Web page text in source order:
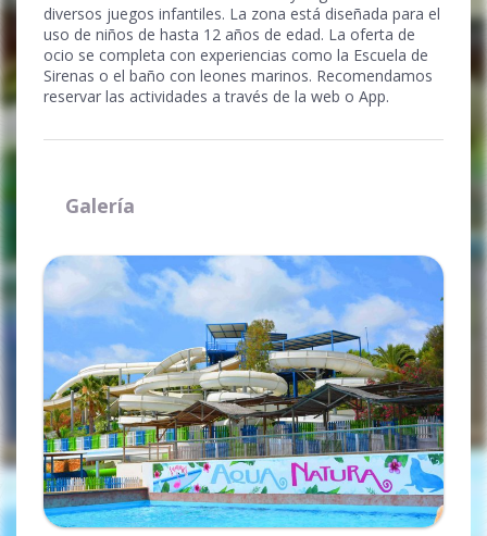
diversos juegos infantiles. La zona está diseñada para el
uso de niños de hasta 12 años de edad. La oferta de
ocio se completa con experiencias como la Escuela de
Sirenas o el baño con leones marinos. Recomendamos
reservar las actividades a través de la web o App.
Galería
Ampliar